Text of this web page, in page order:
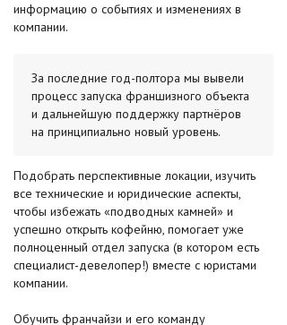
информацию о событиях и изменениях в
компании.
За последние год-полтора мы вывели
процесс запуска франшизного объекта
и дальнейшую поддержку партнёров
на принципиально новый уровень.
Подобрать перспективные локации, изучить
все технические и юридические аспекты,
чтобы избежать «подводных камней» и
успешно открыть кофейню, помогает уже
полноценный отдел запуска (в котором есть
специалист-девелопер!) вместе с юристами
компании.
Обучить франчайзи и его команду